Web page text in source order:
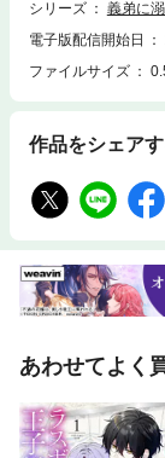
シリーズ
義弟に
電子版配信開始日
ファイルサイズ
作品をシェア
あわせてよく